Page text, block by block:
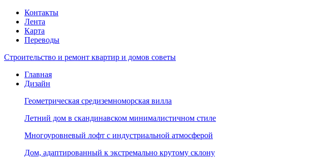
Контакты
Лента
Карта
Переводы
Строительство и ремонт квартир и домов советы
Главная
Дизайн
Геометрическая средиземноморская вилла
Летний дом в скандинавском минималистичном стиле
Многоуровневый лофт с индустриальной атмосферой
Дом, адаптированный к экстремально крутому склону